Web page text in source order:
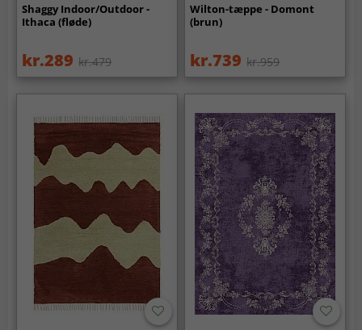
Shaggy Indoor/Outdoor -
Ithaca (fløde)
kr.289 kr.479
Wilton-tæppe - Domont
(brun)
kr.739 kr.959